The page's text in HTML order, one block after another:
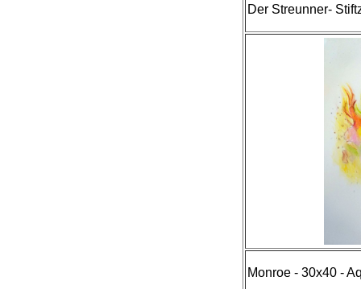
Der Streunner-
Monroe - 30x40 -